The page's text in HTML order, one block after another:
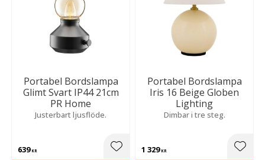
Portabel Bordslampa
Glimt Svart IP44 21cm
PR Home
Justerbart ljusflöde.
639KR Lägg till i favoriter
Portabel Bordslampa
Iris 16 Beige Globen
Lighting
Dimbar i tre steg.
1 329KR